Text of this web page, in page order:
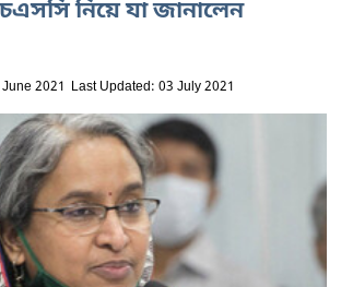
নিয়ে যা জানালেন
2021 Last Updated: 03 July 2021